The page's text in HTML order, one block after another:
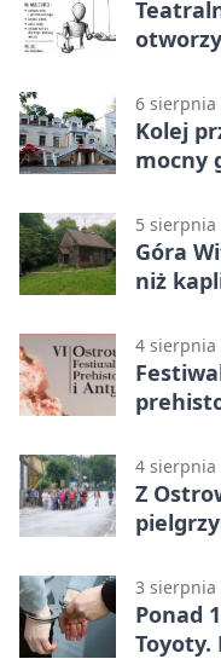
6 sierpnia
Kolej
mocny
5 sierpnia
Góra
niż
4 sierpnia
4 sierpnia
Z
3 sierpnia
Ponad
Toyoty.